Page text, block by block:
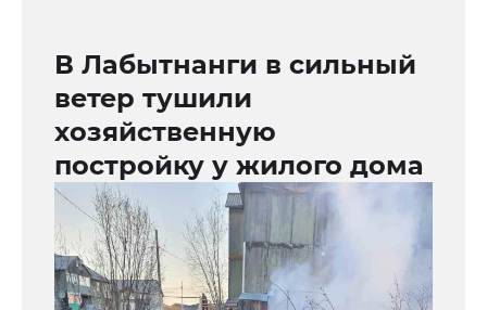
В Лабытнанги в сильный
ветер тушили
хозяйственную
постройку у жилого дома